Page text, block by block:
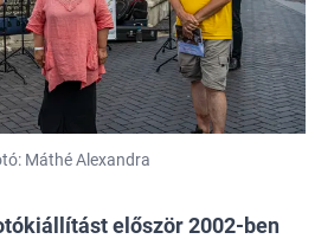
Máthé Alexandra
először 2002-ben